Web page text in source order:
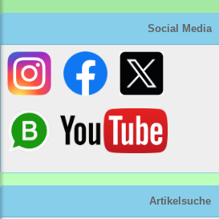
Social Media
Artikelsuche